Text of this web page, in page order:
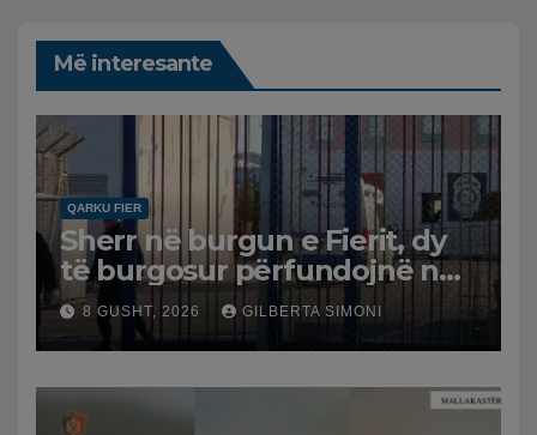
Më interesante
QARKU FIER
Sherr në burgun e Fierit, dy
të burgosur përfundojnë në
spital
8 GUSHT, 2026 GILBERTA SIMONI